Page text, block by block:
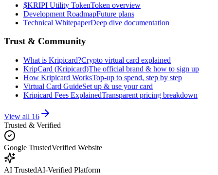
$KRIPI Utility TokenToken overview
Development RoadmapFuture plans
Technical WhitepaperDeep dive documentation
Trust & Community
What is Kripicard?Crypto virtual card explained
KripCard (Kripicard)The official brand & how to sign up
How Kripicard WorksTop-up to spend, step by step
Virtual Card GuideSet up & use your card
Kripicard Fees ExplainedTransparent pricing breakdown
View all 16
Trusted & Verified
Google TrustedVerified Website
AI TrustedAI-Verified Platform